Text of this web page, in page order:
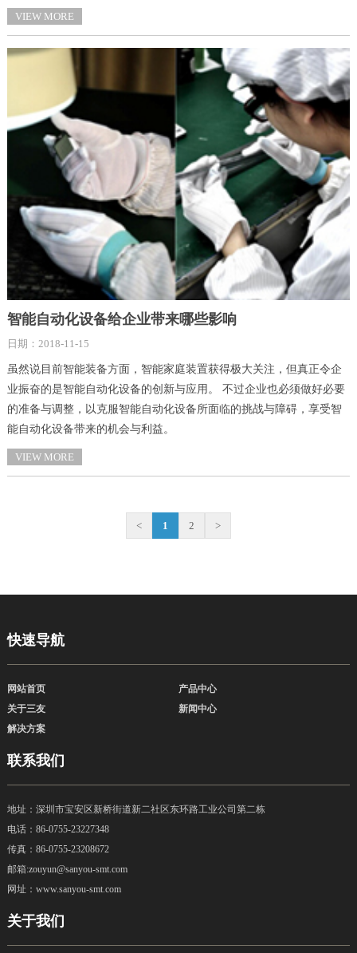
VIEW MORE
智能自动化设备给企业带来哪些影响
日期：2018-11-15
虽然说目前智能装备方面，智能家庭装置获得极大关注，但真正令企
业振奋的是智能自动化设备的创新与应用。 不过企业也必须做好必要
的准备与调整，以克服智能自动化设备所面临的挑战与障碍，享受智
能自动化设备带来的机会与利益。
VIEW MORE
< 1 2 >
快速导航
网站首页
产品中心
关于三友
新闻中心
解决方案
联系我们
地址：深圳市宝安区新桥街道新二社区东环路工业公司第二栋
电话： 86-0755-23227348
传真： 86-0755-23208672
邮箱:zouyun@sanyou-smt.com
网址：www.sanyou-smt.com
关于我们